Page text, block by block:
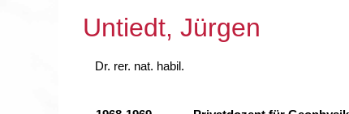
Untiedt, Jürgen
Dr. rer. nat. habil.